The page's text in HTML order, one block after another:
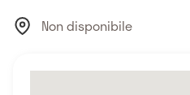
Non disponibile